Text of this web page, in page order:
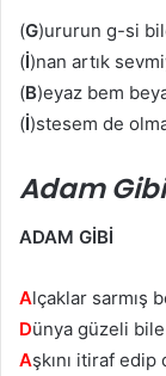
(G)ururun g-si
(İ)nan artık
(B)eyaz bem
(İ)stesem de
Adam
ADAM GİBİ
Alçaklar sarmış
Dünya güzeli bile
Aşkını itiraf